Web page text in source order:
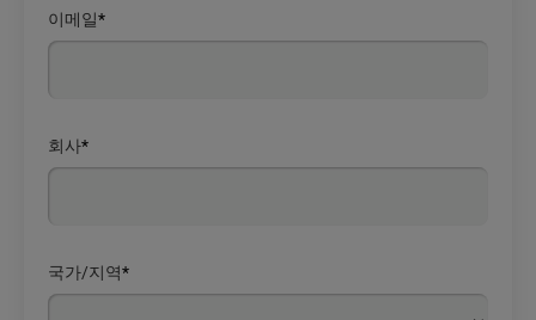
*
이메일
*
회사
*
국가/지역